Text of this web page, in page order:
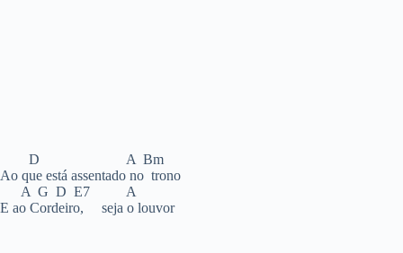
D A Bm
Ao que está assentado no trono
A G D E7 A
E ao Cordeiro, seja o louvor